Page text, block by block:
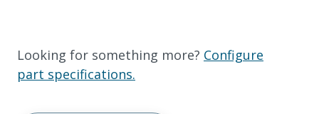
Looking for something more? Configure
part specifications.